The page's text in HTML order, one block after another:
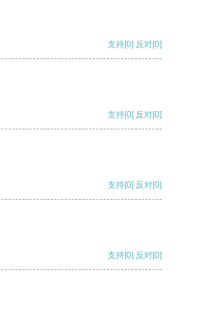
支持[0] 反对[0]
支持[0] 反对[0]
支持[0] 反对[0]
支持[0] 反对[0]